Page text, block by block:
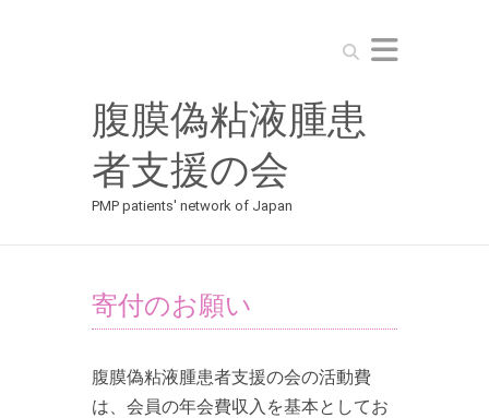
Search
腹膜偽粘液腫患
者支援の会
PMP patients' network of Japan
寄付のお願い
腹膜偽粘液腫患者支援の会の活動費
は、会員の年会費収入を基本としてお